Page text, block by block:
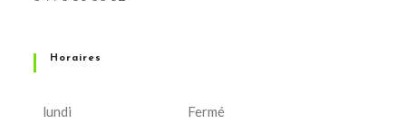
Horaires
lundi Fermé